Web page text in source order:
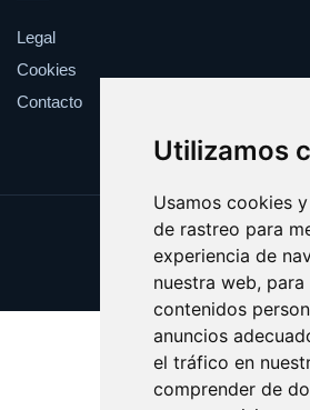
Utilizamos
Usamos cookies
de rastreo para
experiencia de
nuestra web,
contenidos
anuncios
el tráfico en
comprender de
Legal
Cookies
Contacto
Update cookies
Copyright © 2025